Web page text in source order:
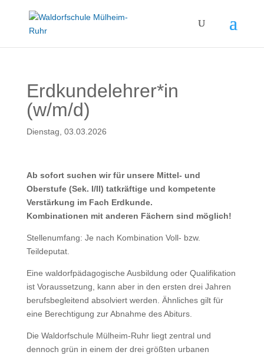
Erdkundelehrer*in
(w/m/d)
Dienstag, 03.03.2026
Ab sofort suchen wir für unsere Mittel- und
Oberstufe (Sek. I/II) tatkräftige und kompetente
Verstärkung im Fach Erdkunde.
Kombinationen mit anderen Fächern sind möglich!
Stellenumfang: Je nach Kombination Voll- bzw.
Teildeputat.
Eine waldorfpädagogische Ausbildung oder Qualifikation
ist Voraussetzung, kann aber in den ersten drei Jahren
berufsbegleitend absolviert werden. Ähnliches gilt für
eine Berechtigung zur Abnahme des Abiturs.
Die Waldorfschule Mülheim-Ruhr liegt zentral und
dennoch grün in einem der drei größten urbanen